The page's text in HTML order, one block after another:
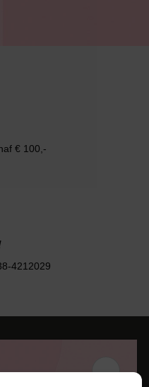
€ 100,-
4212029